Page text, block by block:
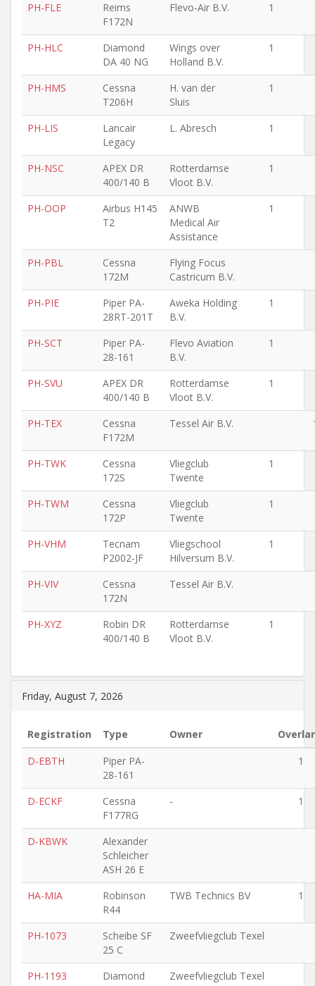
PH-FLE
Reims
F172N
Flevo-Air B.V. 1
PH-HLC
Diamond
DA 40 NG
Wings over
Holland B.V.
1
PH-HMS
Cessna
T206H
H. van der
Sluis
1
PH-LIS
Lancair
Legacy
L. Abresch 1
PH-NSC
APEX DR
400/140 B
Rotterdamse
Vloot B.V.
1
PH-OOP
Airbus H145
T2
ANWB
Medical Air
Assistance
1
PH-PBL
Cessna
172M
Flying Focus
Castricum B.V.
PH-PIE
Piper PA-
28RT-201T
Aweka Holding
B.V.
1
PH-SCT
Piper PA-
28-161
Flevo Aviation
B.V.
1
PH-SVU
APEX DR
400/140 B
Rotterdamse
Vloot B.V.
1
PH-TEX
Cessna
F172M
Tessel Air B.V.
PH-TWK
Cessna
172S
Vliegclub
Twente
1
PH-TWM
Cessna
172P
Vliegclub
Twente
1
PH-VHM
Tecnam
P2002-JF
Vliegschool
Hilversum B.V.
1
PH-VIV
Cessna
172N
Tessel Air B.V.
PH-XYZ
Robin DR
400/140 B
Rotterdamse
Vloot B.V.
1
Friday, August 7, 2026
Registration Type Owner
D-EBTH
Piper PA-
28-161
1
D-ECKF
Cessna
F177RG
- 1
D-KBWK
Alexander
Schleicher
ASH 26 E
HA-MIA
Robinson
R44
TWB Technics BV 1
PH-1073
Scheibe SF
25 C
Zweefvliegclub Texel
PH-1193
Diamond
Zweefvliegclub Texel